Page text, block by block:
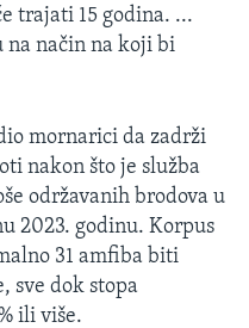
trajati 15 godina. ...
na način na koji bi
mornarici da zadrži
nakon što je služba
održavanih brodova u
2023. godinu. Korpus
31 amfiba biti
sve dok stopa
ili više.